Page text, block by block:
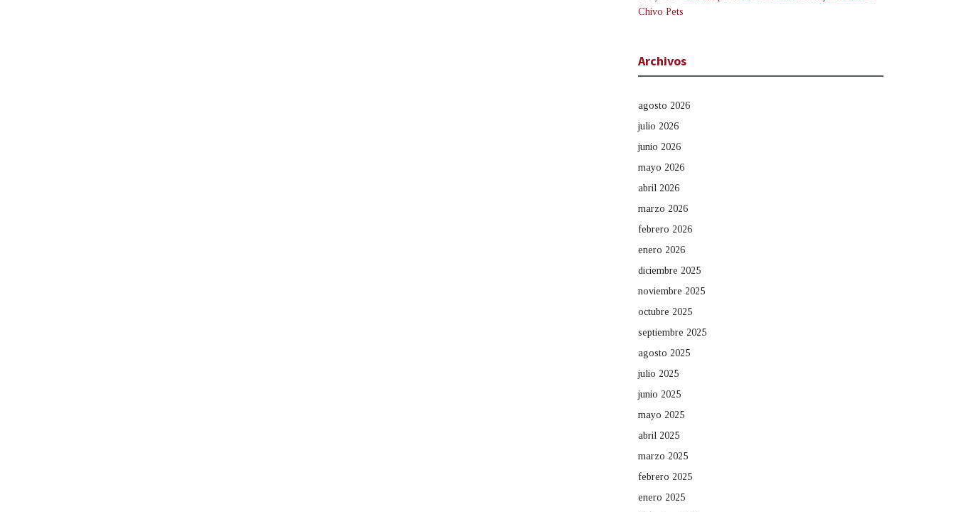
Chivo Pets
Archivos
agosto 2026
julio 2026
junio 2026
mayo 2026
abril 2026
marzo 2026
febrero 2026
enero 2026
diciembre 2025
noviembre 2025
octubre 2025
septiembre 2025
agosto 2025
julio 2025
junio 2025
mayo 2025
abril 2025
marzo 2025
febrero 2025
enero 2025